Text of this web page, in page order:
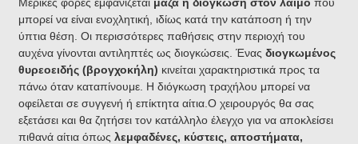
μπορεί να είναι ενοχλητική, ιδίως κατά την κατάποση ή την
ύπτια θέση. Οι περισσότερες παθήσεις στην περιοχή του
αυχένα γίνονται αντιληπτές ως διογκώσεις. Έναςδιογκωμένος
θυρεοειδής (βρογχοκήλη) κινείται χαρακτηριστικά προς τα
πάνω όταν καταπίνουμε. H διόγκωση τραχήλου μπορεί να
οφείλεται σε συγγενή ή επίκτητα αίτια.Ο χειρουργός θα σας
εξετάσει και θα ζητήσει τον κατάλληλο έλεγχο για να αποκλείσει
πιθανά αίτια όπωςλεμφαδένες, κύστεις, αποστήματα,